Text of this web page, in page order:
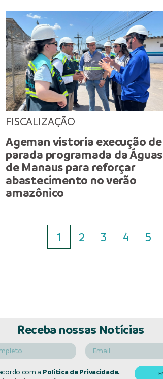
FISCALIZAÇÃO
Ageman vistoria execução de
parada programada da Águas
de Manaus para reforçar
abastecimento no verão
amazônico
1 2 3 4 5
Receba nossas Notícias
com a Política de Privacidade.